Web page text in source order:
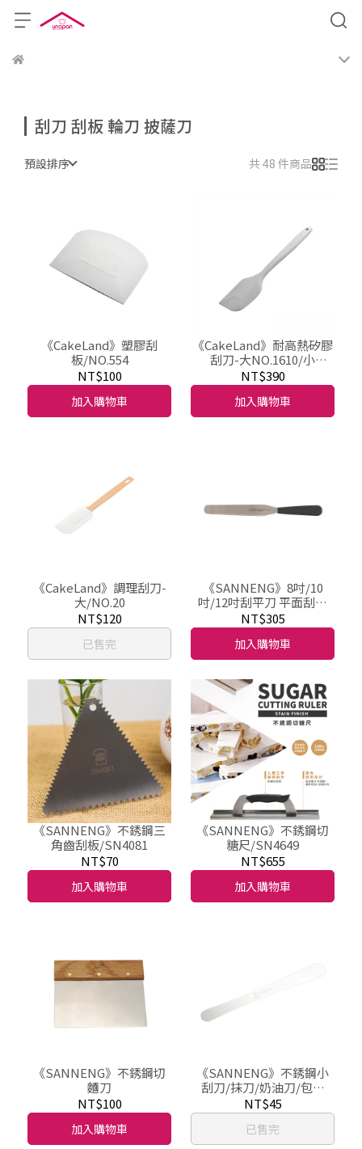
刮刀 刮板 輪刀 披薩刀
預設排序 共 48 件商品
《CakeLand》塑膠刮
板/NO.554
NT$100
加入購物車
《CakeLand》耐高熱矽膠
刮刀-大NO.1610/小
NO.1611
NT$390
加入購物車
《CakeLand》調理刮刀-
大/NO.20
NT$120
已售完
《SANNENG》8吋/10
吋/12吋刮平刀 平面刮平
刀-黑色塑膠
柄/SN4778/SN4779/SN4
780
NT$305
加入購物車
《SANNENG》不銹鋼三
角齒刮板/SN4081
NT$70
加入購物車
《SANNENG》不銹鋼切
糖尺/SN4649
NT$655
加入購物車
《SANNENG》不銹鋼切
麵刀
NT$100
加入購物車
《SANNENG》不銹鋼小
刮刀/抹刀/奶油刀/包餡
匙/SN4061
NT$45
已售完